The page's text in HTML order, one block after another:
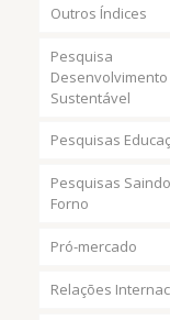
Outros Índices
Pesquisa
Desenvolvimento
Sustentável
Pesquisas
Pesquisas
Forno
Pró-mercado
Relações